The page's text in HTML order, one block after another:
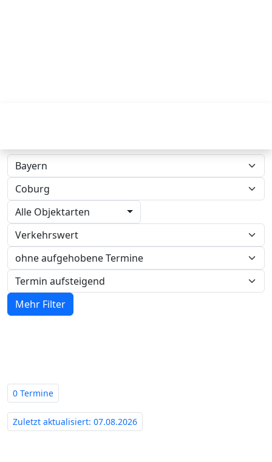
Alle Objektarten
Verkehrswert
Mehr Filter
0 Termine
Zuletzt aktualisiert: 07.08.2026